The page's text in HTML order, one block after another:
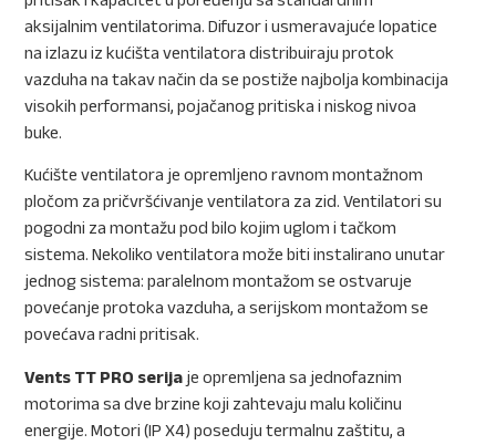
aksijalnim ventilatorima. Difuzor i usmeravajuće lopatice
na izlazu iz kućišta ventilatora distribuiraju protok
vazduha na takav način da se postiže najbolja kombinacija
visokih performansi, pojačanog pritiska i niskog nivoa
buke.
Kućište ventilatora je opremljeno ravnom montažnom
pločom za pričvršćivanje ventilatora za zid. Ventilatori su
pogodni za montažu pod bilo kojim uglom i tačkom
sistema. Nekoliko ventilatora može biti instalirano unutar
jednog sistema: paralelnom montažom se ostvaruje
povećanje protoka vazduha, a serijskom montažom se
povećava radni pritisak.
Vents TT PRO serija je opremljena sa jednofaznim
motorima sa dve brzine koji zahtevaju malu količinu
energije. Motori (IP X4) poseduju termalnu zaštitu, a